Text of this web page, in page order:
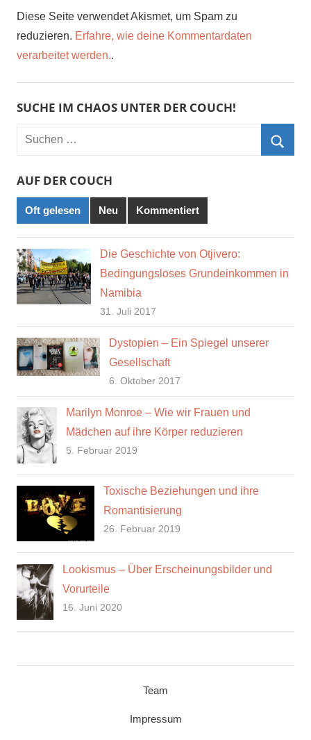
Diese Seite verwendet Akismet, um Spam zu
reduzieren. Erfahre, wie deine Kommentardaten
verarbeitet werden..
SUCHE IM CHAOS UNTER DER COUCH!
Suchen
AUF DER COUCH
Oft gelesen Neu Kommentiert
Die Geschichte von Otjivero:
Bedingungsloses Grundeinkommen in
Namibia
31. Juli 2017
Dystopien – Ein Spiegel unserer
Gesellschaft
6. Oktober 2017
Marilyn Monroe – Wie wir Frauen und
Mädchen auf ihre Körper reduzieren
5. Februar 2019
Toxische Beziehungen und ihre
Romantisierung
26. Februar 2019
Lookismus – Über Erscheinungsbilder und
Vorurteile
16. Juni 2020
Team
Impressum